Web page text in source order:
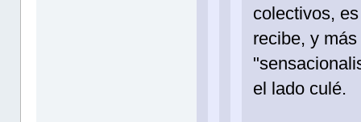
colectivos,
recibe, y
el lado culé.